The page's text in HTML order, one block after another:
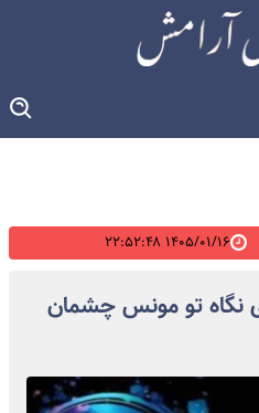
۱۴۰۵/۰۱/۱۶ ۲۲:۵۲:۴۸
نگاه تو مونس چشمان